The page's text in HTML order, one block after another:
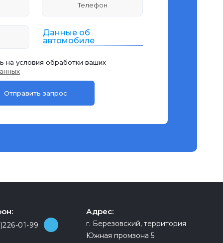
Данные об
автомобиле
на условия обработки ваших
01-99
Адрес:
г. Березовский, территория
Южная промзона 5